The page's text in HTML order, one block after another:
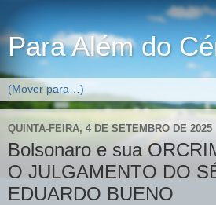
Para Além do
QUINTA-FEIRA, 4 DE SETEMBRO DE 2025
Bolsonaro e sua
O JULGAMENTO DO
EDUARDO BUENO